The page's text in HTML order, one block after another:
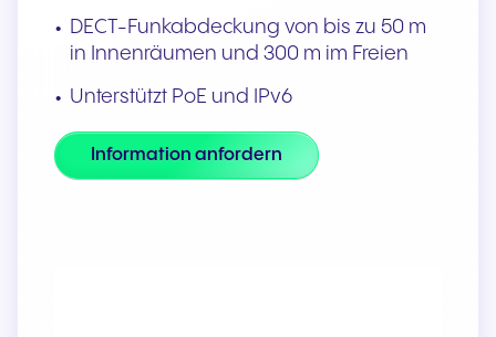
DECT-Funkabdeckung von bis zu 50 m
in Innenräumen und 300 m im Freien
Unterstützt PoE und IPv6
Information anfordern